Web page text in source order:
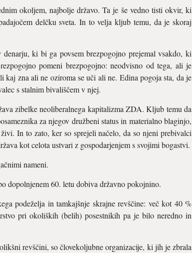
okoljem, najbolje državo. Ta je še vedno tisti okvir, ki
delčku sveta. In to velja kljub temu, da je skoraj
ki bi ga povsem brezpogojno prejemal vsakdo, ki
pomeni brezpogojno: neodvisno od tega, ali je
kaj zna ali ne oziroma se uči ali ne. Edina pogoja sta, da je
s stalnim bivališčem v njej.
zibelke neoliberalnega kapitalizma ZDA. Kljub temu da
za njegov družbeni status in materialno blaginjo,
In to zato, ker so sprejeli načelo, da so njeni prebivalci
kot celota ustvari z gospodarjenjem s svojimi bogastvi.
nameni.
dopolnjenem 60. letu dobiva državno pokojnino.
podeželja in tamkajšnje skrajne revščine: več kot 40 %
pri okoliških (belih) posestnikih pa je bilo neredno in
revščini, so človekoljubne organizacije, ki jih je zbrala